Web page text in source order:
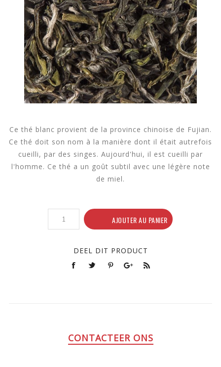
Ce thé blanc provient de la province chinoise de Fujian.
Ce thé doit son nom à la manière dont il était autrefois
cueilli, par des singes. Aujourd'hui, il est cueilli par
l'homme. Ce thé a un goût subtil avec une légère note
de miel.
AJOUTER AU PANIER
DEEL DIT PRODUCT
CONTACTEER ONS